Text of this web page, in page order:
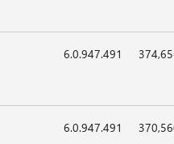
6.0.947.491
6.0.947.491